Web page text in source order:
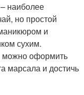
наиболее
но простой
и
сухим.
можно оформить
марсала и достичь